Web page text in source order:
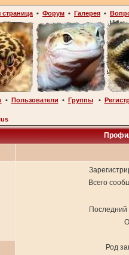
страница • Форум • Галерея •
• Пользователи • Группы•
Всего
Последний
Род